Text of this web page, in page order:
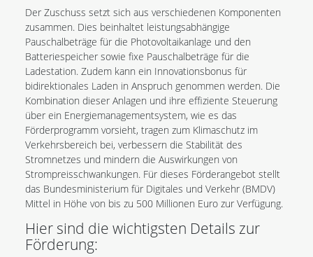
Der Zuschuss setzt sich aus verschiedenen Komponenten
zusammen. Dies beinhaltet leistungsabhängige
Pauschalbeträge für die Photovoltaikanlage und den
Batteriespeicher sowie fixe Pauschalbeträge für die
Ladestation. Zudem kann ein Innovationsbonus für
bidirektionales Laden in Anspruch genommen werden. Die
Kombination dieser Anlagen und ihre effiziente Steuerung
über ein Energiemanagementsystem, wie es das
Förderprogramm vorsieht, tragen zum Klimaschutz im
Verkehrsbereich bei, verbessern die Stabilität des
Stromnetzes und mindern die Auswirkungen von
Strompreisschwankungen. Für dieses Förderangebot stellt
das Bundesministerium für Digitales und Verkehr (BMDV)
Mittel in Höhe von bis zu 500 Millionen Euro zur Verfügung.
Hier sind die wichtigsten Details zur
Förderung: